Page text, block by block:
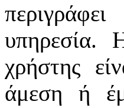
υπηρεσία.
χρήστης
άμεση ή